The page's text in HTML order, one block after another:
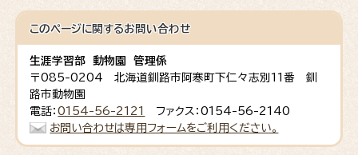
このページに関するお問い合わせ
生涯学習部 動物園 管理係
〒085-0204 北海道釧路市阿寒町下仁々志別11番 釧
路市動物園
電話：0154-56-2121
ファクス：0154-56-2140
お問い合わせは専用フォームをご利用ください。